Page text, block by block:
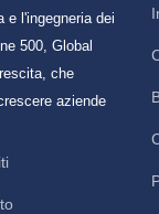
e l'ingegneria dei
500, Global
che
aziende